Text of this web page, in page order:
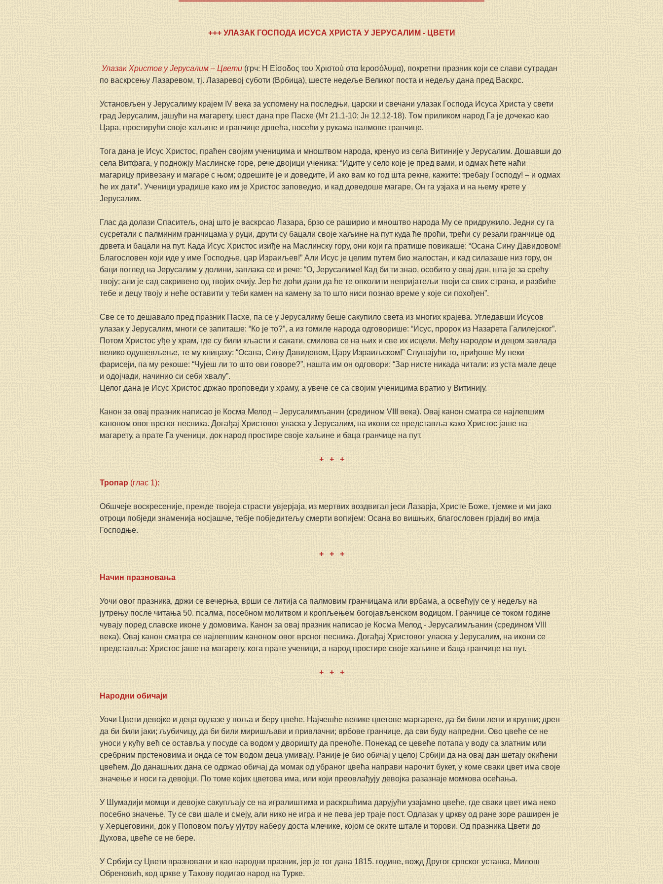
+++ УЛАЗАК ГОСПОДА ИСУСА ХРИСТА У ЈЕРУСАЛИМ - ЦВЕТИ
Улазак Христов у Јерусалим – Цвети (грч: Η Είσοδος του Χριστού στα Ιεροσόλυμα), покретни празник који се слави сутрадан
по васкрсењу Лазаревом, тј. Лазаревој суботи (Врбица), шесте недеље Великог поста и недељу дана пред Васкрс.
Установљен у Јерусалиму крајем IV века за успомену на последњи, царски и свечани улазак Господа Исуса Христа у свети
град Јерусалим, јашући на магарету, шест дана пре Пасхе (Мт 21,1-10; Јн 12,12-18). Том приликом народ Га је дочекао као
Цара, простирући своје хаљине и гранчице дрвећа, носећи у рукама палмове гранчице.
Тога дана је Исус Христос, праћен својим ученицима и мноштвом народа, кренуо из села Витиније у Јерусалим. Дошавши до
села Витфага, у подножју Маслинске горе, рече двојици ученика: “Идите у село које је пред вами, и одмах ћете наћи
магарицу привезану и магаре с њом; одрешите је и доведите, И ако вам ко год шта рекне, кажите: требају Господу! – и одмах
ће их дати”. Ученици урадише како им је Христос заповедио, и кад доведоше магаре, Он га узјаха и на њему крете у
Јерусалим.
Глас да долази Спаситељ, онај што је васкрсао Лазара, брзо се раширио и мноштво народа Му се придружило. Једни су га
сусретали с палминим гранчицама у руци, друти су бацали своје хаљине на пут куда ће проћи, трећи су резали гранчице од
дрвета и бацали на пут. Када Исус Христос изиђе на Маслинску гору, они који га пратише повикаше: “Осана Сину Давидовом!
Благословен који иде у име Господње, цар Израиљев!” Али Исус је целим путем био жалостан, и кад силазаше низ гору, он
баци поглед на Јерусалим у долини, заплака се и рече: “О, Јерусалиме! Кад би ти знао, особито у овај дан, шта је за срећу
твоју; али је сад сакривено од твојих очију. Јер ће доћи дани да ће те опколити непријатељи твоји са свих страна, и разбиће
тебе и децу твоју и неће оставити у теби камен на камену за то што ниси познао време у које си похођен”.
Све се то дешавало пред празник Пасхе, па се у Јерусалиму беше сакупило света из многих крајева. Угледавши Исусов
улазак у Јерусалим, многи се запиташе: “Ко је то?”, а из гомиле народа одговорише: “Исус, пророк из Назарета Галилејског”.
Потом Христос уђе у храм, где су били кљасти и сакати, смилова се на њих и све их исцели. Међу народом и децом завлада
велико одушевљење, те му клицаху: “Осана, Сину Давидовом, Цару Израиљском!” Слушајући то, приђоше Му неки
фарисеји, па му рекоше: “Чујеш ли то што ови говоре?”, нашта им он одговори: “Зар нисте никада читали: из уста мале деце
и одојчади, начинио си себи хвалу”.
Целог дана је Исус Христос држао проповеди у храму, а увече се са својим ученицима вратио у Витинију.
Канон за овај празник написао је Косма Мелод – Јерусалимљанин (средином VIII века). Овај канон сматра се најлепшим
каноном овог врсног песника. Догађај Христовог уласка у Јерусалим, на икони се представља како Христос јаше на
магарету, а прате Га ученици, док народ простире своје хаљине и баца гранчице на пут.
+   +   +
Тропар (глас 1):
Обшчеје воскресеније, прежде твојеја страсти увјерјаја, из мертвих воздвигал јеси Лазарја, Христе Боже, тјемже и ми јако
отроци побједи знаменија носјашче, тебје побједитељу смерти вопијем: Осана во вишњих, благословен грјадиј во имја
Господње.
+   +   +
Начин празновања
Уочи овог празника, држи се вечерња, врши се литија са палмовим гранчицама или врбама, а освећују се у недељу на
јутрењу после читања 50. псалма, посебном молитвом и кропљењем богојављенском водицом. Гранчице се током године
чувају поред славске иконе у домовима. Канон за овај празник написао је Косма Мелод - Јерусалимљанин (средином VIII
века). Овај канон сматра се најлепшим каноном овог врсног песника. Догађај Христовог уласка у Јерусалим, на икони се
представља: Христос јаше на магарету, кога прате ученици, а народ простире своје хаљине и баца гранчице на пут.
+   +   +
Народни обичаји
Уочи Цвети девојке и деца одлазе у поља и беру цвеће. Најчешће велике цветове маргарете, да би били лепи и крупни; дрен
да би били јаки; љубичицу, да би били миришљави и привлачни; врбове гранчице, да сви буду напредни. Ово цвеће се не
уноси у кућу већ се оставља у посуде са водом у дворишту да преноће. Понекад се цевеће потапа у воду са златним или
сребрним прстеновима и онда се том водом деца умивају. Раније је био обичај у целој Србији да на овај дан шетају окићени
цвећем. До данашњих дана се одржао обичај да момак од убраног цвећа направи нарочит букет, у коме сваки цвет има своје
значење и носи га девојци. По томе којих цветова има, или који преовлађују девојка разазнаје момкова осећања.
У Шумадији момци и девојке сакупљају се на игралиштима и раскршћима дарујући узајамно цвеће, где сваки цвет има неко
посебно значење. Ту се сви шале и смеју, али нико не игра и не пева јер траје пост. Одлазак у цркву од ране зоре раширен је
у Херцеговини, док у Поповом пољу ујутру наберу доста млечике, којом се оките штале и торови. Од празника Цвети до
Духова, цвеће се не бере.
У Србији су Цвети празновани и као народни празник, јер је тог дана 1815. године, вожд Другог српског устанка, Милош
Обреновић, код цркве у Такову подигао народ на Турке.